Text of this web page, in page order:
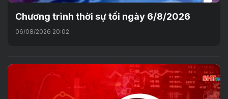
Chương trình thời sự tối ngày 6/8/2026
06/08/2026 20:02